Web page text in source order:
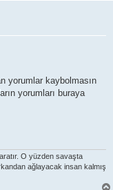
yorumlar kaybolmasın
yorumları buraya
O yüzden savaşta
ağlayacak insan kalmış